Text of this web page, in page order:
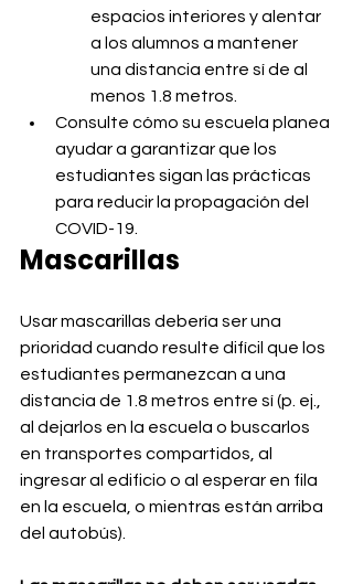
espacios interiores y alentar
a los alumnos a mantener
una distancia entre sí de al
menos 1.8 metros.
Consulte cómo su escuela planea
ayudar a garantizar que los
estudiantes sigan las prácticas
para reducir la propagación del
COVID-19.
Mascarillas
Usar mascarillas debería ser una
prioridad cuando resulte difícil que los
estudiantes permanezcan a una
distancia de 1.8 metros entre sí (p. ej.,
al dejarlos en la escuela o buscarlos
en transportes compartidos, al
ingresar al edificio o al esperar en fila
en la escuela, o mientras están arriba
del autobús).